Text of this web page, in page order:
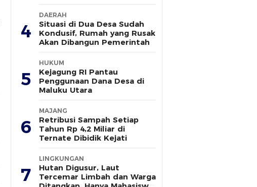
4
DAERAH
Situasi di Dua Desa Sudah
Kondusif, Rumah yang Rusak
Akan Dibangun Pemerintah
5
HUKUM
Kejagung RI Pantau
Penggunaan Dana Desa di
Maluku Utara
6
MAJANG
Retribusi Sampah Setiap
Tahun Rp 4,2 Miliar di
Ternate Dibidik Kejati
7
LINGKUNGAN
Hutan Digusur, Laut
Tercemar Limbah dan Warga